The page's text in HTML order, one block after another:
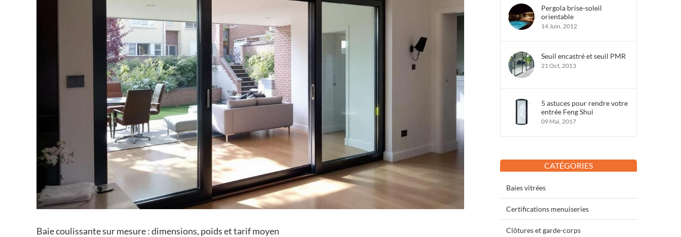
Baie coulissante sur mesure : dimensions, poids et tarif moyen
Pergola brise-soleil
orientable
14 Juin, 2012
Seuil encastré et seuil PMR
21 Oct, 2013
5 astuces pour rendre votre
entrée Feng Shui
09 Mai, 2017
CATÉGORIES
Baies vitrées
Certifications menuiseries
Clôtures et garde-corps